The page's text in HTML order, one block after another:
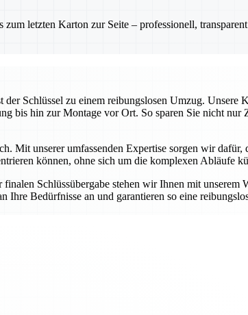
letzten Karton zur Seite – professionell,
Schlüssel zu einem reibungslosen Umzug. Unsere
bis hin zur Montage vor Ort. So sparen Sie nicht nur
Mit unserer umfassenden Expertise sorgen wir dafür,
können, ohne sich um die komplexen Abläufe
Schlüssübergabe stehen wir Ihnen mit unserem
Bedürfnisse an und garantieren so eine